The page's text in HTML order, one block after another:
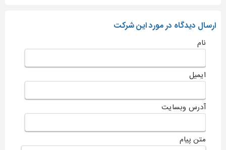
ارسال دیدگاه در مورد این شرکت
نام
ایمیل
آدرس وبسایت
متن پیام